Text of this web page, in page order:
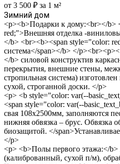
от 3 500 ₽ за 1 м²
Зимний дом
<p><b>Подарки к дому:<br></b>
red;">Внешняя отделка -
</b> <br><b><span style="color:
система</span></b> </
</b> силовой конструктив
перекрытия, внешние стены,
стропильная система)
сухой, строганной доски. </p>
<p> <b style="color: var(--
<span style="color: var(--
свая 108х2500мм, заполняются
нижняя обвязка – брус. Обвязка
биозащитой. </
</p>
<p> <b>Полы первого этажа:</
(калиброванный, сухой п/м),